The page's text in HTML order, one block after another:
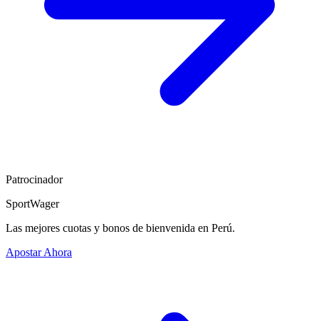
Patrocinador
SportWager
Las mejores cuotas y bonos de bienvenida en Perú.
Apostar Ahora